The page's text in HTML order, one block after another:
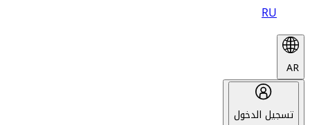
RU
AR
تسجيل الدخول